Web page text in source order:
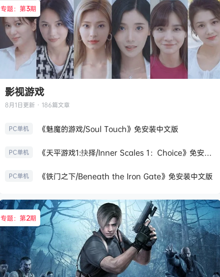
专题：第3期
影视游戏
8月1日更新 · 186篇文章
PC单机 《魅魔的游戏/Soul Touch》免安装中文版
PC单机 《天平游戏1:抉择/Inner Scales 1：Choice》免安装中文版
PC单机 《铁门之下/Beneath the Iron Gate》免安装中文版
专题：第2期